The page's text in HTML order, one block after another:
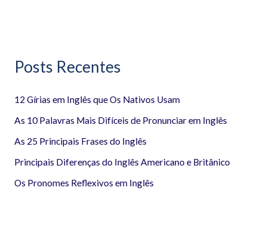
u
s
a
r
Posts Recentes
12 Gírias em Inglês que Os Nativos Usam
As 10 Palavras Mais Difíceis de Pronunciar em Inglês
As 25 Principais Frases do Inglês
Principais Diferenças do Inglês Americano e Britânico
Os Pronomes Reflexivos em Inglês